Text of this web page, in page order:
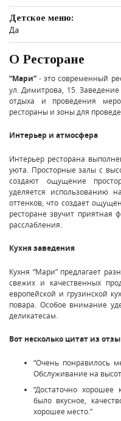
Детское меню:
Да
О Ресторане
“Мари” - это современный
ул. Димитрова, 15. Заведение
отдыха и проведения
рестораны и зоны для
Интерьер и атмосфера
Интерьер ресторана
уюта. Просторные залы с
создают ощущение
уделяется использованию
оттенков, что создает
ресторане звучит приятная
расслабления.
Кухня заведения
Кухня “Мари” предлагает
свежих и качественных
европейской и грузинской
повара. Особое внимание
деликатесам.
Вот несколько цитат из
“Очень понравилось
Обслуживание на
“Достаточно
было вкусное,
хорошее место.”